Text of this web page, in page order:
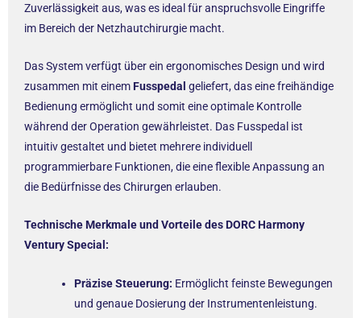
Zuverlässigkeit aus, was es ideal für anspruchsvolle Eingriffe
im Bereich der Netzhautchirurgie macht.
Das System verfügt über ein ergonomisches Design und wird
zusammen mit einemFusspedal geliefert, das eine freihändige
Bedienung ermöglicht und somit eine optimale Kontrolle
während der Operation gewährleistet. Das Fusspedal ist
intuitiv gestaltet und bietet mehrere individuell
programmierbare Funktionen, die eine flexible Anpassung an
die Bedürfnisse des Chirurgen erlauben.
Technische Merkmale und Vorteile des DORC Harmony
Ventury Special:
Präzise Steuerung: Ermöglicht feinste Bewegungen
und genaue Dosierung der Instrumentenleistung.